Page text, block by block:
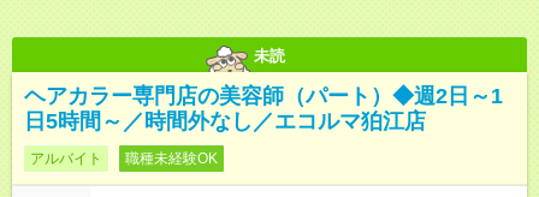
未読
ヘアカラー専門店の美容師（パート）◆週2日～1
日5時間～／時間外なし／エコルマ狛江店
アルバイト 職種未経験OK